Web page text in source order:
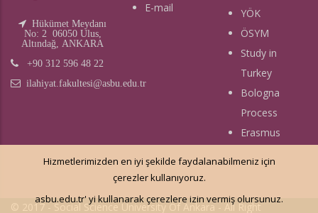
Hükümet Meydanı
No: 2 06050 Ulus,
Altındağ, ANKARA
+90 312 596 48 22
ilahiyat.fakultesi@asbu.edu.tr
E-mail
YÖK
ÖSYM
Study in
Turkey
Bologna
Process
Erasmus
© 2017 - Social Science University Of Ankara - All Right
Hizmetlerimizden en iyi şekilde faydalanabilmeniz için
çerezler kullanıyoruz.
asbu.edu.tr' yi kullanarak çerezlere izin vermiş olursunuz.